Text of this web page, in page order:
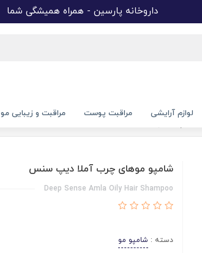
داروخانه پارسین - همراه همیشگی شما
لوازم آرایشی مراقبت پوست مراقبت و زیبایی مو
شامپو موهای چرب آملا دیپ سنس
Deep Sense Amla Oily Hair Shampoo
دسته : شامپو مو